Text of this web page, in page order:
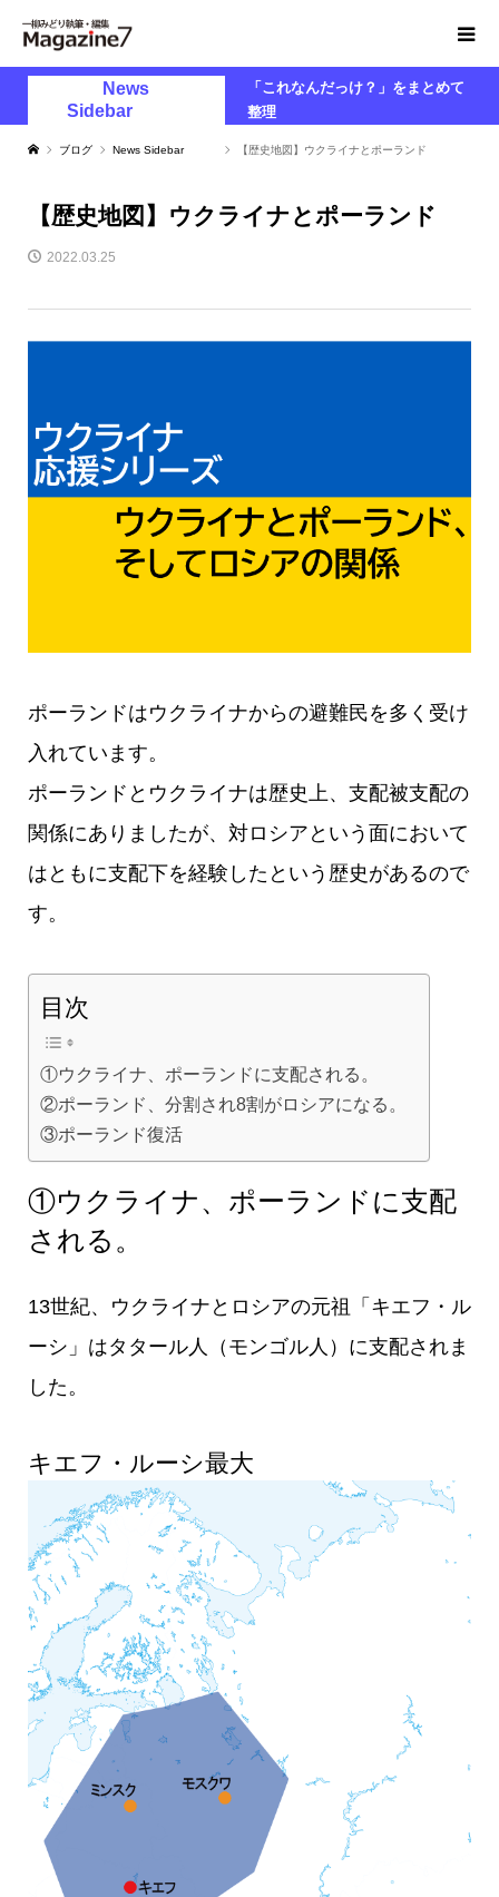
News
Sidebar
「これなんだっけ？」をまとめて
整理
ブログ News Sidebar 【歴史地図】ウクライナとポーランド
【歴史地図】ウクライナとポーランド
2022.03.25
ポーランドはウクライナからの避難民を多く受け
入れています。
ポーランドとウクライナは歴史上、支配被支配の
関係にありましたが、対ロシアという面において
はともに支配下を経験したという歴史があるので
す。
目次
①ウクライナ、ポーランドに支配される。
②ポーランド、分割され8割がロシアになる。
③ポーランド復活
①ウクライナ、ポーランドに支配
される。
13世紀、ウクライナとロシアの元祖「キエフ・ル
ーシ」はタタール人（モンゴル人）に支配されま
した。
キエフ・ルーシ最大